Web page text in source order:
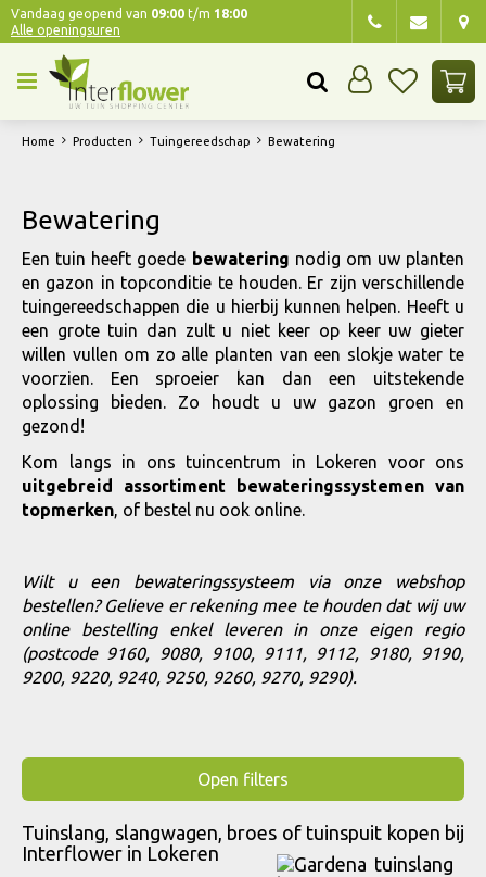
Home Producten Tuingereedschap Bewatering
Vandaag geopend van 09:00 t/m 18:00
Alle openingsuren
Bewatering
Een tuin heeft goede bewatering nodig om uw planten
en gazon in topconditie te houden. Er zijn verschillende
tuingereedschappen die u hierbij kunnen helpen. Heeft u
een grote tuin dan zult u niet keer op keer uw gieter
willen vullen om zo alle planten van een slokje water te
voorzien. Een sproeier kan dan een uitstekende
oplossing bieden. Zo houdt u uw gazon groen en
gezond!
Kom langs in ons tuincentrum in Lokeren voor ons
uitgebreid assortiment bewateringssystemen van
topmerken, of bestel nu ook online.
Wilt u een bewateringssysteem via onze webshop
bestellen? Gelieve er rekening mee te houden dat wij uw
online bestelling enkel leveren in onze eigen regio
(postcode 9160, 9080, 9100, 9111, 9112, 9180, 9190,
9200, 9220, 9240, 9250, 9260, 9270, 9290).
Open filters
Tuinslang, slangwagen, broes of tuinspuit kopen bij
Interflower in Lokeren